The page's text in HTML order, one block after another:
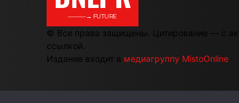
———→ FUTURE
© Все права защищены. Цитирование — с
ссылкой.
Издание входит в медиагруппу MistoOnline